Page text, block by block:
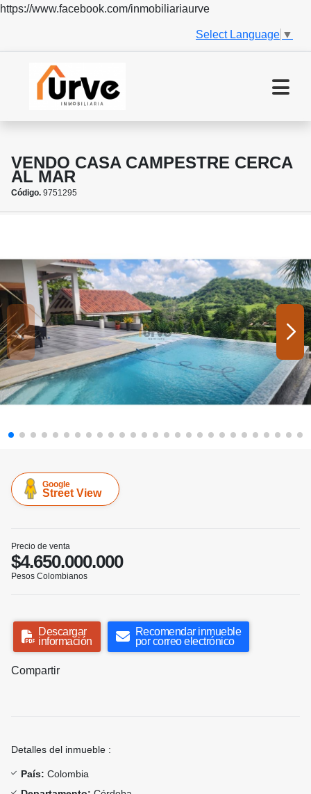
https://www.facebook.com/inmobiliariaurve
Select Language ▼
VENDO CASA CAMPESTRE CERCA
AL MAR
Código. 9751295
Google
Street View
Precio de venta
$4.650.000.000
Pesos Colombianos
Descargar
información
Recomendar inmueble
por correo electrónico
Compartir
Detalles del inmueble :
País: Colombia